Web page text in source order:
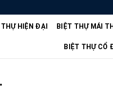
THỰ HIỆN ĐẠI BIỆT THỰ MÁI
BIỆT THỰ CỔ